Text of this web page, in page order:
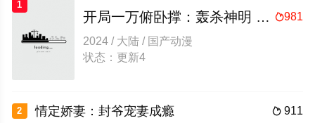
1
981
开局一万俯卧撑：轰杀神明 动态漫画
2024 / 大陆 / 国产动漫
状态：更新4
2  911
情定娇妻：封爷宠妻成瘾